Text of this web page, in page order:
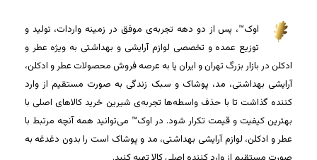
اوک™، پس از دو دهه تجربه‌ی موفق در زمینه واردات، تولید و
توزیع عمده و تخصصی لوازم آرایشی و بهداشتی به ویژه عطر و
ادکلن در بازار بزرگ تهران و ایران پا به عرصه فروش محصولات عطر و ادکلن،
آرایشی بهداشتی، مد، پوشاک و سبک زندگی به صورت مستقیم از وارد
کننده گذاشت تا با حذف واسطه‌ها تجربه‌ی شیرین خرید کالاهای اصلی با
بهترین کیفیت و قیمت تکرار شود. در اوک™ می‌توانید همه آنچه مرتبط با
عطر و ادکلن، لوازم آرایشی بهداشتی، مد و پوشاک است را بدون دغدغه به